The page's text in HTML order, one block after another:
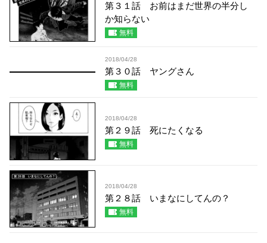
第３１話 お前はまだ世界の半分し
か知らない
無料
2018/04/28
第３０話 ヤングさん
無料
2018/04/28
第２９話 死にたくなる
無料
2018/04/28
第２８話 いまなにしてんの？
無料